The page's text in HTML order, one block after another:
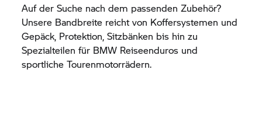
Auf der Suche nach dem passenden Zubehör?
Unsere Bandbreite reicht von Koffersystemen und
Gepäck, Protektion, Sitzbänken bis hin zu
Spezialteilen für BMW Reiseenduros und
sportliche Tourenmotorrädern.